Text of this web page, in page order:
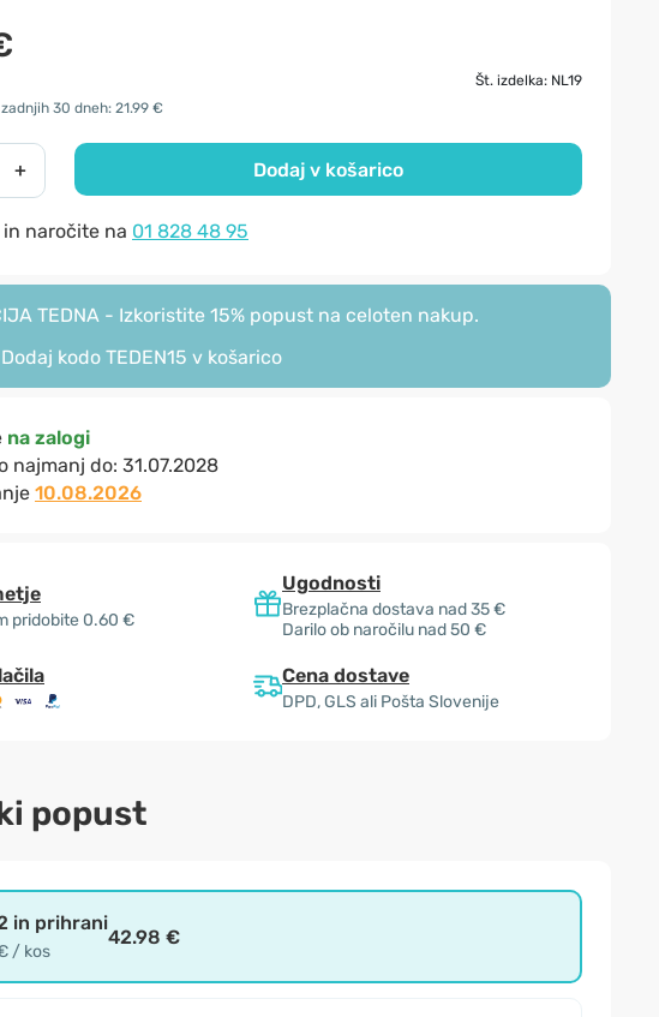
Št. izdelka: NL19
30 dneh: 21.99 €
+ Dodaj v košarico
naročite na 01 828 48 95
TEDNA - Izkoristite 15% popust na celoten nakup.
Dodaj kodo TEDEN15 v košarico
na zalogi
najmanj do: 31.07.2028
10.08.2026
pridobite 0.60 €
Ugodnosti
Brezplačna dostava nad 35 €
Darilo ob naročilu nad 50 €
Cena dostave
DPD, GLS ali Pošta Slovenije
popust
in prihrani
/ kos
42.98 €